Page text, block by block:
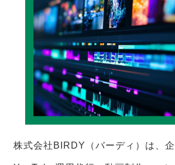
株式会社BIRDY（バーディ）は、